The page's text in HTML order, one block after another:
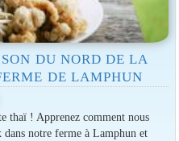
DU NORD DE LA
DE LAMPHUN
thaï ! Apprenez comment nous
dans notre ferme à Lamphun et